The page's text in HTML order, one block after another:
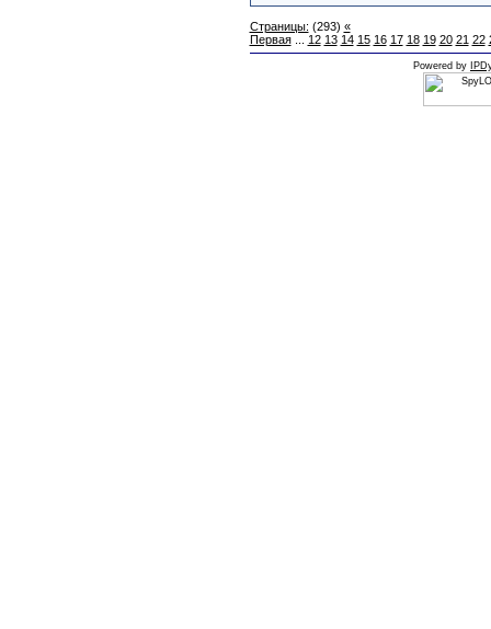
Страницы: (293) «
Первая... 12 13 14 15 16 17 18 19 20 21 22
Powered by